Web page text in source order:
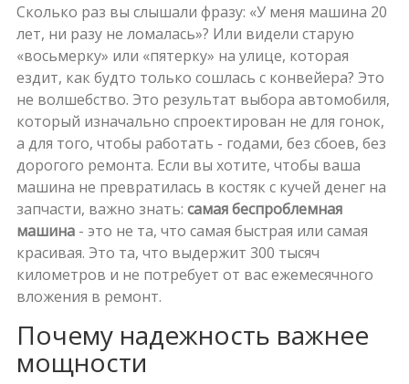
Сколько раз вы слышали фразу: «У меня машина 20
лет, ни разу не ломалась»? Или видели старую
«восьмерку» или «пятерку» на улице, которая
ездит, как будто только сошлась с конвейера? Это
не волшебство. Это результат выбора автомобиля,
который изначально спроектирован не для гонок,
а для того, чтобы работать - годами, без сбоев, без
дорогого ремонта. Если вы хотите, чтобы ваша
машина не превратилась в костяк с кучей денег на
запчасти, важно знать: самая беспроблемная
машина- это не та, что самая быстрая или самая
красивая. Это та, что выдержит 300 тысяч
километров и не потребует от вас ежемесячного
вложения в ремонт.
Почему надежность важнее
мощности